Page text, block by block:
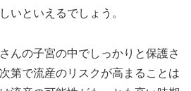
いといえるでしょう。
んの子宮の中でしっかりと保護さ
第で流産のリスクが高まることは